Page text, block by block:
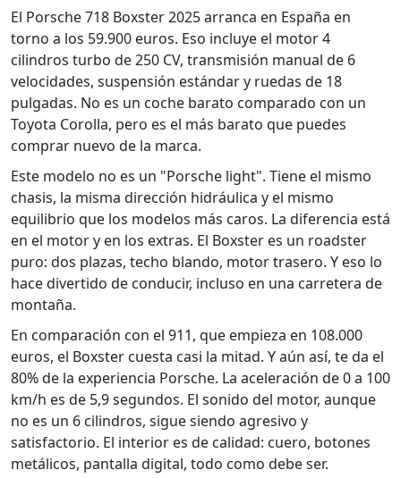
El Porsche 718 Boxster 2025 arranca en España en
torno a los 59.900 euros. Eso incluye el motor 4
cilindros turbo de 250 CV, transmisión manual de 6
velocidades, suspensión estándar y ruedas de 18
pulgadas. No es un coche barato comparado con un
Toyota Corolla, pero es el más barato que puedes
comprar nuevo de la marca.
Este modelo no es un "Porsche light". Tiene el mismo
chasis, la misma dirección hidráulica y el mismo
equilibrio que los modelos más caros. La diferencia está
en el motor y en los extras. El Boxster es un roadster
puro: dos plazas, techo blando, motor trasero. Y eso lo
hace divertido de conducir, incluso en una carretera de
montaña.
En comparación con el 911, que empieza en 108.000
euros, el Boxster cuesta casi la mitad. Y aún así, te da el
80% de la experiencia Porsche. La aceleración de 0 a 100
km/h es de 5,9 segundos. El sonido del motor, aunque
no es un 6 cilindros, sigue siendo agresivo y
satisfactorio. El interior es de calidad: cuero, botones
metálicos, pantalla digital, todo como debe ser.